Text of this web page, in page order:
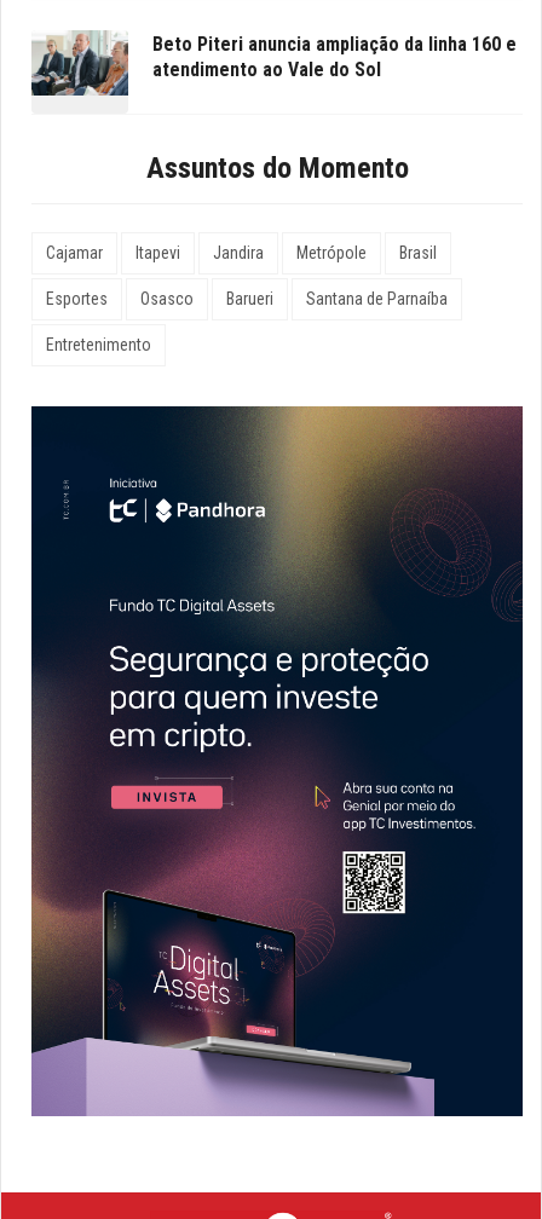
Beto Piteri anuncia ampliação da linha 160 e
atendimento ao Vale do Sol
Assuntos do Momento
Cajamar Itapevi Jandira Metrópole Brasil
Esportes Osasco Barueri Santana de Parnaíba
Entretenimento